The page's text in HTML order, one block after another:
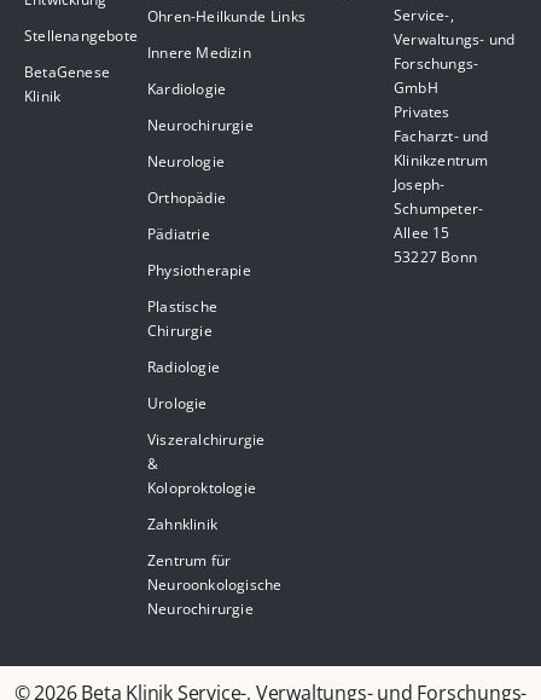
Stellenangebote
BetaGenese
Klinik
Ohren-Heilkunde
Innere Medizin
Kardiologie
Neurochirurgie
Neurologie
Orthopädie
Pädiatrie
Physiotherapie
Plastische
Chirurgie
Radiologie
Urologie
Viszeralchirurgie
&
Koloproktologie
Zahnklinik
Zentrum für
Neuroonkologische
Neurochirurgie
Links
Service-,
Verwaltungs- und
Forschungs-
GmbH
Privates
Facharzt- und
Klinikzentrum
Joseph-
Schumpeter-
Allee 15
53227 Bonn
© 2026 Beta Klinik Service-, Verwaltungs- und Forschungs-